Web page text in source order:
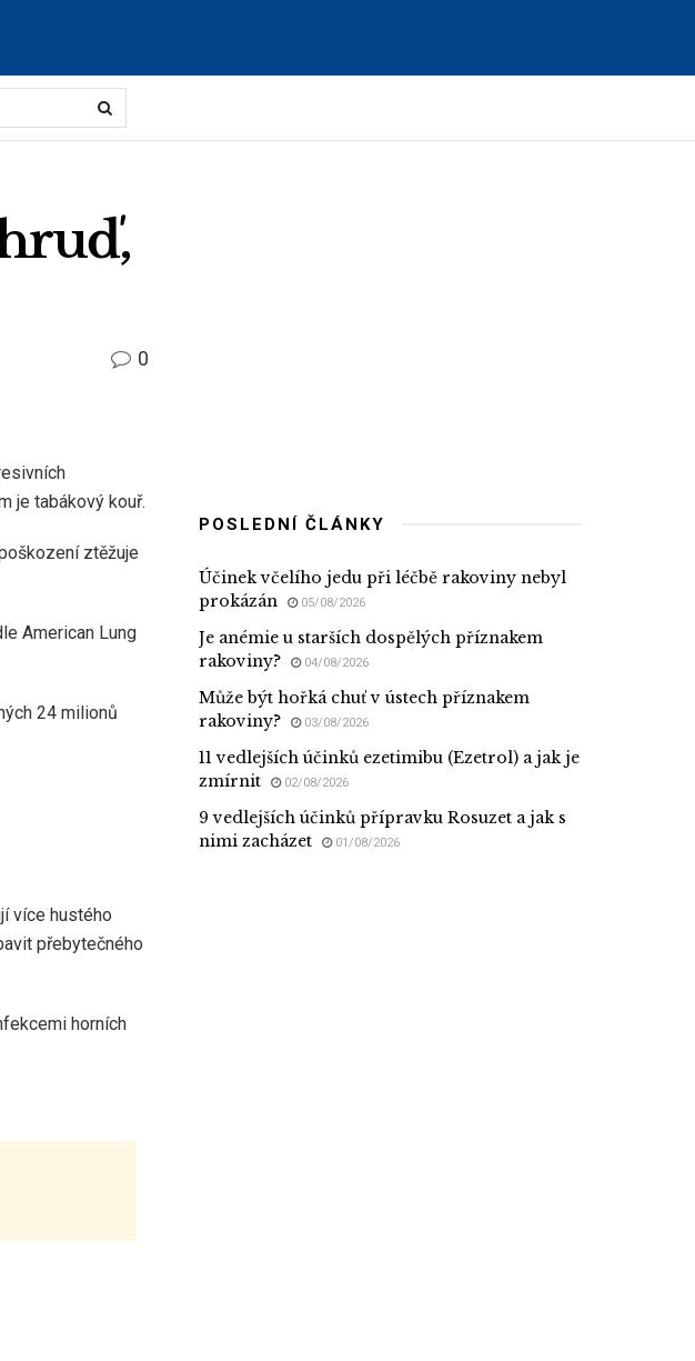
0
je tabákový kouř.
ztěžuje
American Lung
24 milionů
více hustého
přebytečného
horních
POSLEDNÍ ČLÁNKY
Účinek včelího jedu při léčbě rakoviny nebyl
prokázán
05/08/2026
Je anémie u starších dospělých příznakem
rakoviny?
04/08/2026
Může být hořká chuť v ústech příznakem
rakoviny?
03/08/2026
11 vedlejších účinků ezetimibu (Ezetrol) a jak je
zmírnit
02/08/2026
9 vedlejších účinků přípravku Rosuzet a jak s
nimi zacházet
01/08/2026